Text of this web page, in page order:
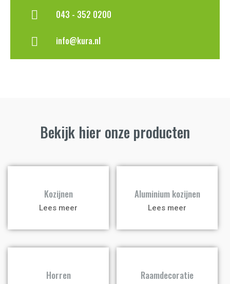
043 - 352 0200
info@kura.nl
Bekijk hier onze producten
Kozijnen
Lees meer
Aluminium kozijnen
Lees meer
Horren Raamdecoratie